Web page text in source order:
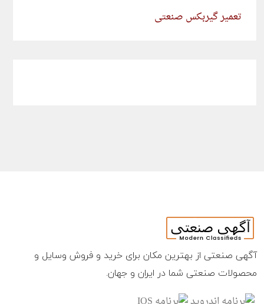
تعمیر گیربکس صنعتی
آگهی صنعتی از بهترین مکان برای خرید و فروش وسایل و
محصولات صنعتی شما در ایران و جهان.